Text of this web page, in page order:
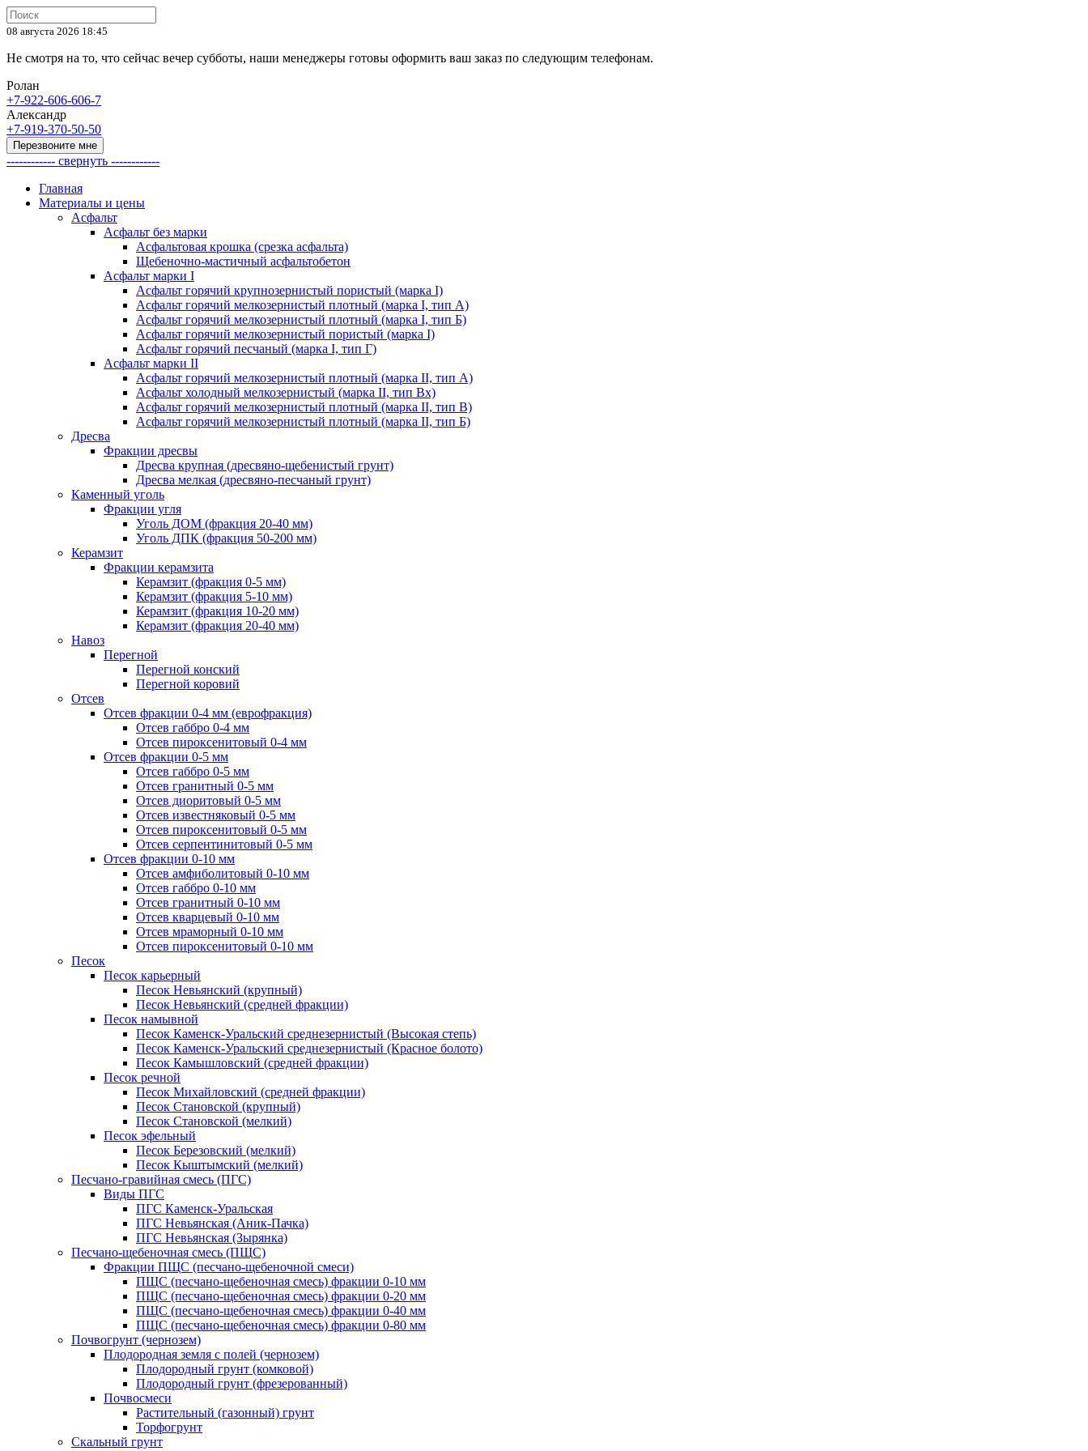
08 августа 2026 18:45
Не смотря на то, что сейчас вечер субботы, наши менеджеры готовы оформить ваш заказ по следующим телефонам.
Ролан
+7-922-606-606-7
Александр
+7-919-370-50-50
Перезвоните мне
------------ свернуть ------------
Главная
Материалы и цены
Асфальт
Асфальт без марки
Асфальтовая крошка (срезка асфальта)
Щебеночно-мастичный асфальтобетон
Асфальт марки I
Асфальт горячий крупнозернистый пористый (марка I)
Асфальт горячий мелкозернистый плотный (марка I, тип А)
Асфальт горячий мелкозернистый плотный (марка I, тип Б)
Асфальт горячий мелкозернистый пористый (марка I)
Асфальт горячий песчаный (марка I, тип Г)
Асфальт марки II
Асфальт горячий мелкозернистый плотный (марка II, тип А)
Асфальт холодный мелкозернистый (марка II, тип Вх)
Асфальт горячий мелкозернистый плотный (марка II, тип В)
Асфальт горячий мелкозернистый плотный (марка II, тип Б)
Дресва
Фракции дресвы
Дресва крупная (дресвяно-щебенистый грунт)
Дресва мелкая (дресвяно-песчаный грунт)
Каменный уголь
Фракции угля
Уголь ДОМ (фракция 20-40 мм)
Уголь ДПК (фракция 50-200 мм)
Керамзит
Фракции керамзита
Керамзит (фракция 0-5 мм)
Керамзит (фракция 5-10 мм)
Керамзит (фракция 10-20 мм)
Керамзит (фракция 20-40 мм)
Навоз
Перегной
Перегной конский
Перегной коровий
Отсев
Отсев фракции 0-4 мм (еврофракция)
Отсев габбро 0-4 мм
Отсев пироксенитовый 0-4 мм
Отсев фракции 0-5 мм
Отсев габбро 0-5 мм
Отсев гранитный 0-5 мм
Отсев диоритовый 0-5 мм
Отсев известняковый 0-5 мм
Отсев пироксенитовый 0-5 мм
Отсев серпентинитовый 0-5 мм
Отсев фракции 0-10 мм
Отсев амфиболитовый 0-10 мм
Отсев габбро 0-10 мм
Отсев гранитный 0-10 мм
Отсев кварцевый 0-10 мм
Отсев мраморный 0-10 мм
Отсев пироксенитовый 0-10 мм
Песок
Песок карьерный
Песок Невьянский (крупный)
Песок Невьянский (средней фракции)
Песок намывной
Песок Каменск-Уральский среднезернистый (Высокая степь)
Песок Каменск-Уральский среднезернистый (Красное болото)
Песок Камышловский (средней фракции)
Песок речной
Песок Михайловский (средней фракции)
Песок Становской (крупный)
Песок Становской (мелкий)
Песок эфельный
Песок Березовский (мелкий)
Песок Кыштымский (мелкий)
Песчано-гравийная смесь (ПГС)
Виды ПГС
ПГС Каменск-Уральская
ПГС Невьянская (Аник-Пачка)
ПГС Невьянская (Зырянка)
Песчано-щебеночная смесь (ПЩС)
Фракции ПЩС (песчано-щебеночной смеси)
ПЩС (песчано-щебеночная смесь) фракции 0-10 мм
ПЩС (песчано-щебеночная смесь) фракции 0-20 мм
ПЩС (песчано-щебеночная смесь) фракции 0-40 мм
ПЩС (песчано-щебеночная смесь) фракции 0-80 мм
Почвогрунт (чернозем)
Плодородная земля с полей (чернозем)
Плодородный грунт (комковой)
Плодородный грунт (фрезерованный)
Почвосмеси
Растительный (газонный) грунт
Торфогрунт
Скальный грунт